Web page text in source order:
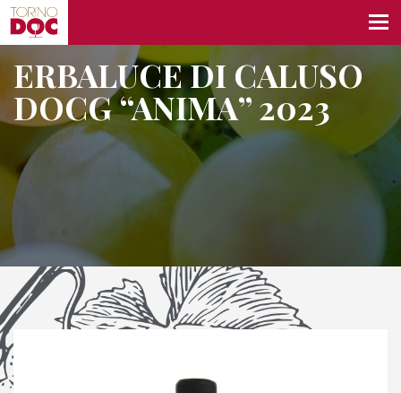
ERBALUCE DI CALUSO
DOCG “ANIMA” 2023